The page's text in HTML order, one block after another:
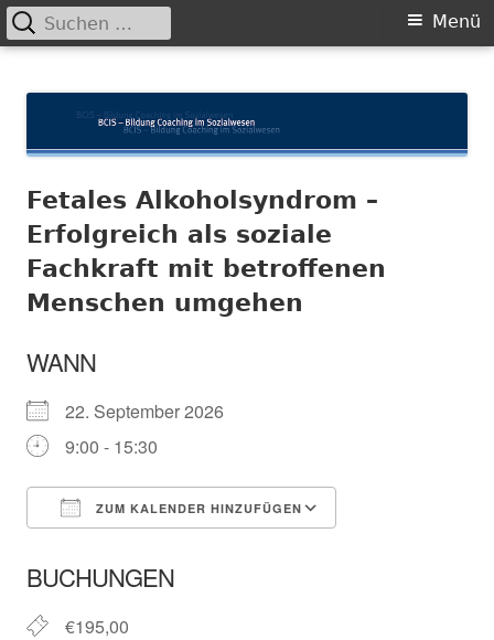
zum
Primäres
Menü
Suchen
nach:
Fetales Alkoholsyndrom –
Erfolgreich als soziale
Fachkraft mit betroffenen
Menschen umgehen
WANN
22. September 2026
9:00 - 15:30
ZUM KALENDER HINZUFÜGEN
BUCHUNGEN
€195,00